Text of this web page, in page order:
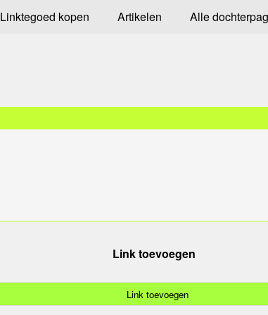
Linktegoed kopen Artikelen Alle
Link toevoegen
Link toevoegen